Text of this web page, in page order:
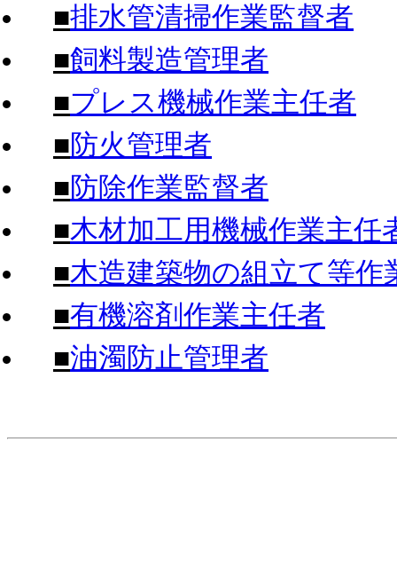
■排水管清掃作業監督者
■飼料製造管理者
■プレス機械作業主任者
■防火管理者
■防除作業監督者
■木材加工用機械作業主任
■木造建築物の組立て等作
■有機溶剤作業主任者
■油濁防止管理者